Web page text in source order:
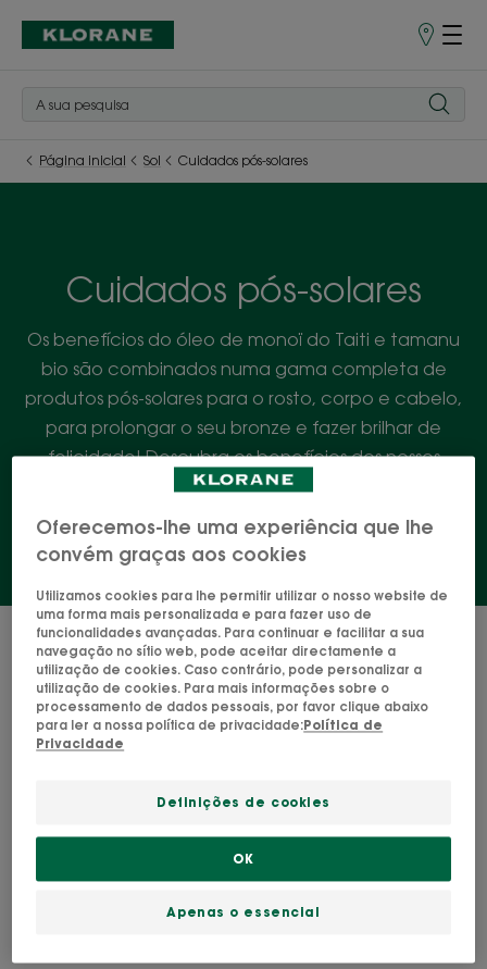
Pontos
Página inicial Sol Cuidados pós-solares
Cuidados pós-solares
Os benefícios do óleo de monoï do Taiti e tamanu
bio são combinados numa gama completa de
produtos pós-solares para o rosto, corpo e cabelo,
para prolongar o seu bronze e fazer brilhar de
felicidade! Descubra os benefícios dos nossos
ingredientes ativos de origem natural.
5 resultados "Cuidados pós-solares"
Champô
Duche
Suave
MONOÏ E TAMANU BIO
Creme
Sublime
MONOÏ E TAMANU BIO
Oferecemos-lhe uma experiência que lhe
convém graças aos cookies
Utilizamos cookies para lhe permitir utilizar o nosso website de
uma forma mais personalizada e para fazer uso de
funcionalidades avançadas. Para continuar e facilitar a sua
navegação no sítio web, pode aceitar directamente a
utilização de cookies. Caso contrário, pode personalizar a
utilização de cookies. Para mais informações sobre o
processamento de dados pessoais, por favor clique abaixo
para ler a nossa política de privacidade:Política de
Privacidade
Definições de cookies
Apenas o essencial
OK